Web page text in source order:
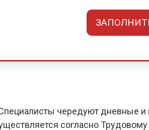
чередуют дневные
согласно